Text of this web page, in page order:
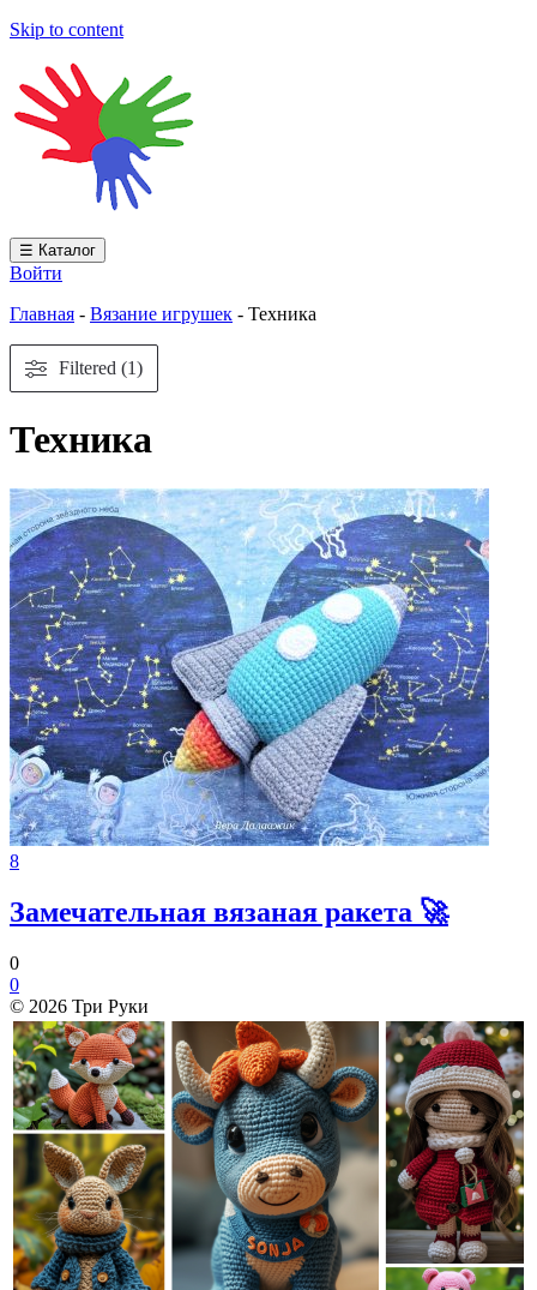
Skip to content
☰ Каталог
Войти
Главная - Вязание игрушек - Техника
Filtered (1)
Техника
8
Замечательная вязаная ракета 🚀
0
0
© 2026 Три Руки